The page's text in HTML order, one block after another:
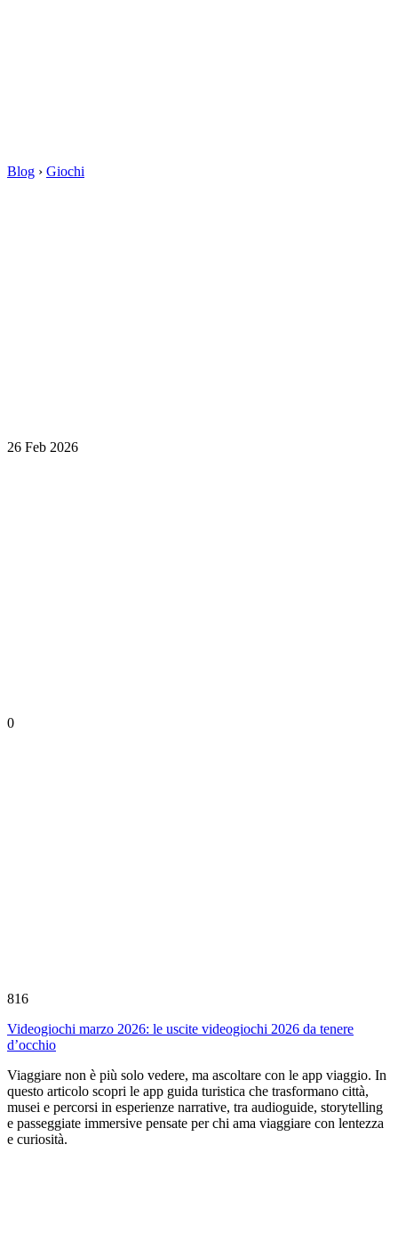
Blog › Giochi
26 Feb 2026
0
816
Videogiochi marzo 2026: le uscite videogiochi 2026 da tenere
d’occhio
Viaggiare non è più solo vedere, ma ascoltare con le app viaggio. In
questo articolo scopri le app guida turistica che trasformano città,
musei e percorsi in esperienze narrative, tra audioguide, storytelling
e passeggiate immersive pensate per chi ama viaggiare con lentezza
e curiosità.